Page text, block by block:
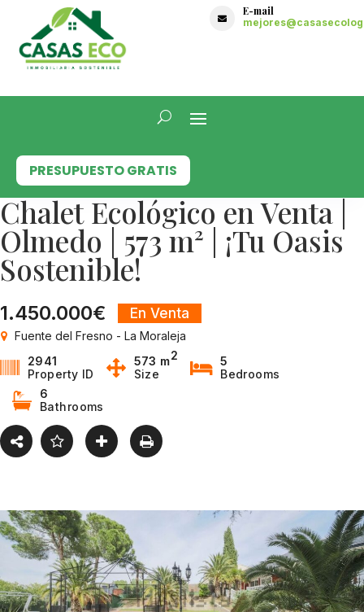

E-mail
PRESUPUESTO GRATIS
Chalet Ecológico en Venta |
Olmedo | 573 m² | ¡Tu Oasis
Sostenible!
1.450.000€ En Venta
Fuente del Fresno - La Moraleja
2941
Property ID
573 m2
Size
5
Bedrooms
6
Bathrooms